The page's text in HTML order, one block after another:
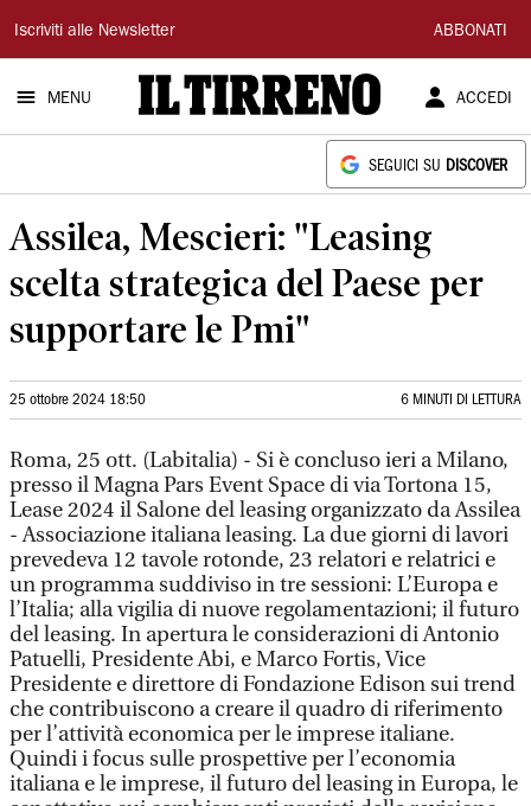
Il
Tirreno
Iscriviti alle Newsletter ABBONATI
MENU ACCEDI
SEGUICI SU DISCOVER
Assilea, Mescieri: "Leasing
scelta strategica del Paese per
supportare le Pmi"
25 ottobre 2024 18:50 6 MINUTI DI LETTURA
Roma, 25 ott. (Labitalia) - Si è concluso ieri a Milano,
presso il Magna Pars Event Space di via Tortona 15,
Lease 2024 il Salone del leasing organizzato da Assilea
- Associazione italiana leasing. La due giorni di lavori
prevedeva 12 tavole rotonde, 23 relatori e relatrici e
un programma suddiviso in tre sessioni: L’Europa e
l’Italia; alla vigilia di nuove regolamentazioni; il futuro
del leasing. In apertura le considerazioni di Antonio
Patuelli, Presidente Abi, e Marco Fortis, Vice
Presidente e direttore di Fondazione Edison sui trend
che contribuiscono a creare il quadro di riferimento
per l’attività economica per le imprese italiane.
Quindi i focus sulle prospettive per l’economia
italiana e le imprese, il futuro del leasing in Europa, le